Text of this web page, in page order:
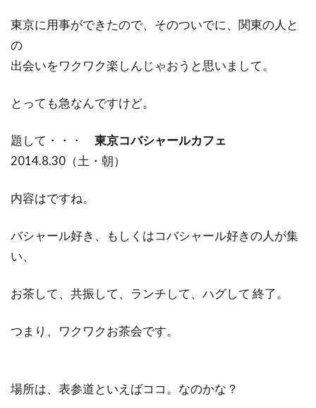
東京に用事ができたので、そのついでに、関東の人と
の
出会いをワクワク楽しんじゃおうと思いまして。
とっても急なんですけど。
題して・・・ 東京コバシャールカフェ
2014.8.30（土・朝）
内容はですね。
バシャール好き、もしくはコバシャール好きの人が集
い、
お茶して、共振して、ランチして、ハグして 終了。
つまり、ワクワクお茶会です。
場所は、表参道といえばココ。なのかな？